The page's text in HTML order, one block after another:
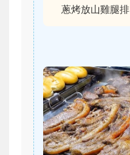
蔥烤放山雞腿排